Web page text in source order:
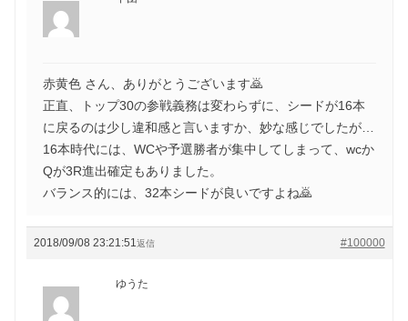
赤黄色 さん、ありがとうございます🙇
正直、トップ30の参戦義務は変わらずに、シードが16本
に戻るのは少し違和感と言いますか、妙な感じでしたが…
16本時代には、WCや予選勝者が集中してしまって、wcか
Qが3R進出確定もありました。
バランス的には、32本シードが良いですよね🙇
2018/09/08 23:21:51 #100000
返信
ゆうた